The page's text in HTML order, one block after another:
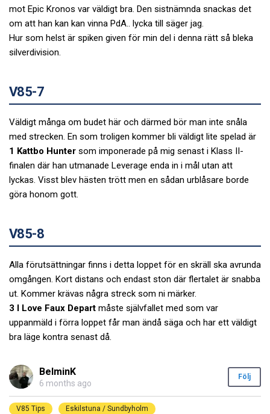
mot Epic Kronos var väldigt bra. Den sistnämnda snackas det
om att han kan kan vinna PdA.. lycka till säger jag.
Hur som helst är spiken given för min del i denna rätt så bleka
silverdivision.
V85-7
Väldigt många om budet här och därmed bör man inte snåla
med strecken. En som troligen kommer bli väldigt lite spelad är
1 Kattbo Hunter som imponerade på mig senast i Klass II-
finalen där han utmanade Leverage enda in i mål utan att
lyckas. Visst blev hästen trött men en sådan urblåsare borde
göra honom gott.
V85-8
Alla förutsättningar finns i detta loppet för en skräll ska avrunda
omgången. Kort distans och endast ston där flertalet är snabba
ut. Kommer krävas några streck som ni märker.
3 I Love Faux Depart måste självfallet med som var
uppanmäld i förra loppet får man ändå säga och har ett väldigt
bra läge kontra senast då.
BelminK
6 months ago
Följ
V85 Tips Eskilstuna / Sundbyholm